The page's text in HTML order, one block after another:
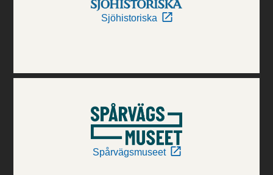
Sjöhistoriska
Spårvägsmuseet